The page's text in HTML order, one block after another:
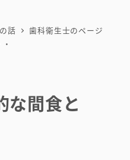
話
歯科衛生士のページ
な間食と